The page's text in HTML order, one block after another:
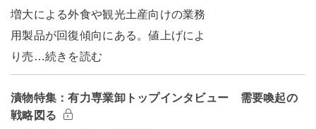
増大による外食や観光土産向けの業務
用製品が回復傾向にある。値上げによ
り売…続きを読む
漬物特集：有力専業卸トップインタビュー 需要喚起の
戦略図る